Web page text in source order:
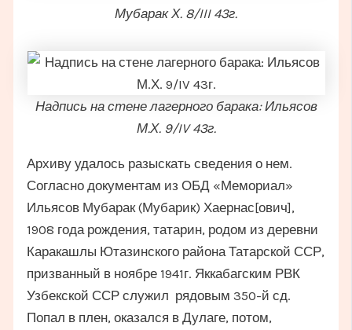
Мубарак Х. 8/III 43г.
Надпись на стене лагерного барака: Ильясов
М.Х. 9/IV 43г.
Архиву удалось разыскать сведения о нем.
Согласно документам из ОБД «Мемориал»
Ильясов Мубарак (Мубарик) Хаернас[ович],
1908 года рождения, татарин, родом из деревни
Каракашлы Ютазинского района Татарской ССР,
призванный в ноябре 1941г. Яккабагским РВК
Узбекской ССР служил рядовым 350-й сд.
Попал в плен, оказался в Дулаге, потом,